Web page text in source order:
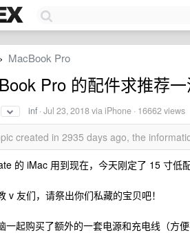
› MacBook Pro
Pro 的配件求推荐
inf·Jul 23, 2018via iPhone · 16662 views
created in 2935 days ago, the
的 iMac 用到现在，今天刚定了 15 寸低
v 友们，请祭出你们私藏的宝贝吧！
一起购买了额外的一套电源和充电线（方